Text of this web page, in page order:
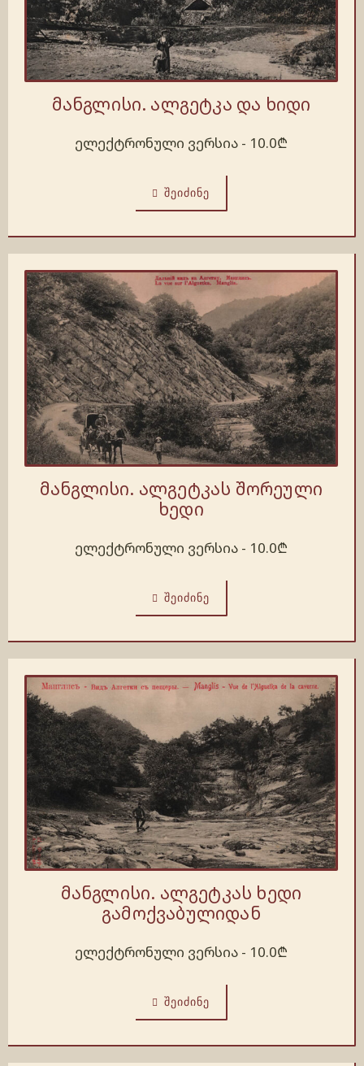
მანგლისი. ალგეტკა და ხიდი
ელექტრონული ვერსია - 10.0₾
ᲨᲔᲘᲫᲘᲜᲔ
მანგლისი. ალგეტკას შორეული
ხედი
ელექტრონული ვერსია - 10.0₾
ᲨᲔᲘᲫᲘᲜᲔ
მანგლისი. ალგეტკას ხედი
გამოქვაბულიდან
ელექტრონული ვერსია - 10.0₾
ᲨᲔᲘᲫᲘᲜᲔ